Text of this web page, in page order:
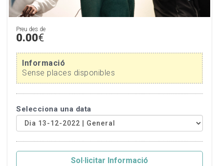
Preu des de
0.00€
Informació
Sense places disponibles
Selecciona una data
Sol·licitar Informació